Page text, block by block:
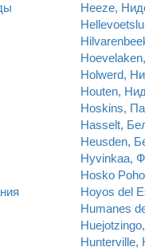
Heeze,
Holwerd,
Houten,
Hoskins,
Hasselt,
Heusden,
Hyvinkaa,
Hosko
Hoyos del
Humanes
Hunterville,